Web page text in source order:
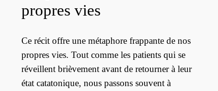
propres vies
Ce récit offre une métaphore frappante de nos
propres vies. Tout comme les patients qui se
réveillent brièvement avant de retourner à leur
état catatonique, nous passons souvent à